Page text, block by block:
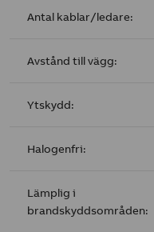
Antal kablar/ledare:
Avstånd till vägg:
Ytskydd:
Halogenfri:
Lämplig i
brandskyddsområden: